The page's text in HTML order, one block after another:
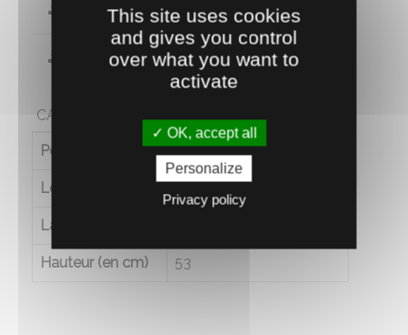
Notice
Vue éclatée
CARACTÉRISTIQUES
Poids (en kg) 36
Longueur (en cm)
Largeur (en cm)
Hauteur (en cm) 53
This site uses cookies
and gives you control
over what you want to
activate
OK, accept all
Personalize
Privacy policy